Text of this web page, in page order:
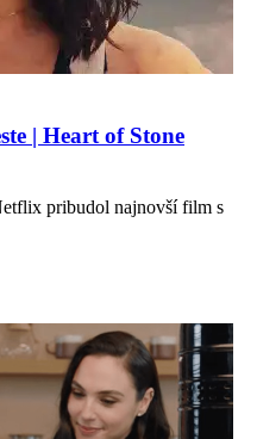
| Heart of Stone
pribudol najnovší film s